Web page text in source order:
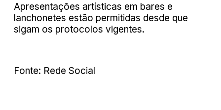
Apresentações artísticas em bares e
lanchonetes estão permitidas desde que
sigam os protocolos vigentes.
Fonte: Rede Social